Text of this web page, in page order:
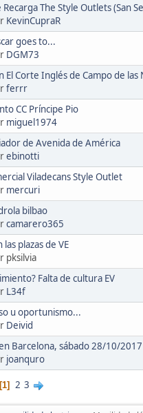
Recarga The Style Outlets (San
KevinCupraR
goes to...
DGM73
El Corte Inglés de Campo de las
ferrr
CC Príncipe Pio
miguel1974
de Avenida de América
ebinotti
Viladecans Style Outlet
mercuri
bilbao
camarero365
plazas de VE
pksilvia
Falta de cultura EV
L34f
u oportunismo...
Deivid
Barcelona, sábado 28/10/2017
joanquro
1 2 3